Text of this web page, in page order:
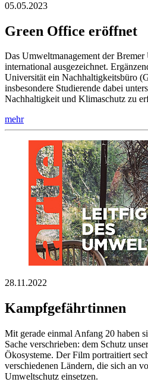
05.05.2023
Green Office eröffnet
Das Umweltmanagement der
international ausgezeichnet.
Universität ein Nachhaltigkeitsbüro
insbesondere Studierende dabei
Nachhaltigkeit und Klimaschutz zu
mehr
28.11.2022
Kampfgefährtinnen
Mit gerade einmal Anfang 20 haben
Sache verschrieben: dem Schutz
Ökosysteme. Der Film portraitiert
verschiedenen Ländern, die sich an
Umweltschutz einsetzen.